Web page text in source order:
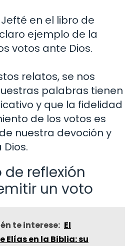
en el libro de
ejemplo de la
votos ante Dios.
relatos, se nos
palabras tienen
y que la fidelidad
de los votos es
nuestra devoción y
de reflexión
un voto
te interese: El
Elías en la Biblia: su